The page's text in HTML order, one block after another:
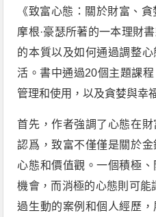
《致富心態：關於財富、
摩根·豪瑟所著的一本理財
的本質以及如何通過調整
活。書中通過20個主題課
管理和使用，以及貪婪與幸
首先，作者強調了心態在
認爲，致富不僅僅是關於
心態和價值觀。一個積極
機會，而消極的心態則可能
過生動的案例和個人經歷